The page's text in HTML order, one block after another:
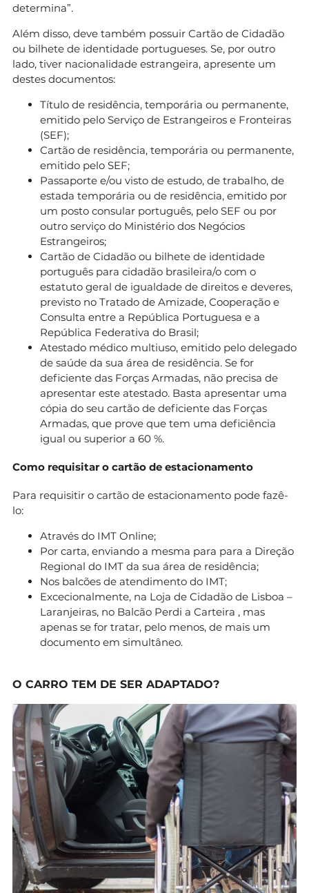
determina”.
Além disso, deve também possuir Cartão de Cidadão
ou bilhete de identidade portugueses. Se, por outro
lado, tiver nacionalidade estrangeira, apresente um
destes documentos:
Título de residência, temporária ou permanente,
emitido pelo Serviço de Estrangeiros e Fronteiras
(SEF);
Cartão de residência, temporária ou permanente,
emitido pelo SEF;
Passaporte e/ou visto de estudo, de trabalho, de
estada temporária ou de residência, emitido por
um posto consular português, pelo SEF ou por
outro serviço do Ministério dos Negócios
Estrangeiros;
Cartão de Cidadão ou bilhete de identidade
português para cidadão brasileira/o com o
estatuto geral de igualdade de direitos e deveres,
previsto no Tratado de Amizade, Cooperação e
Consulta entre a República Portuguesa e a
República Federativa do Brasil;
Atestado médico multiuso, emitido pelo delegado
de saúde da sua área de residência. Se for
deficiente das Forças Armadas, não precisa de
apresentar este atestado. Basta apresentar uma
cópia do seu cartão de deficiente das Forças
Armadas, que prove que tem uma deficiência
igual ou superior a 60 %.
Como requisitar o cartão de estacionamento
Para requisitir o cartão de estacionamento pode fazê-
lo:
Através do IMT Online;
Por carta, enviando a mesma para para a Direção
Regional do IMT da sua área de residência;
Nos balcões de atendimento do IMT;
Excecionalmente, na Loja de Cidadão de Lisboa –
Laranjeiras, no Balcão Perdi a Carteira , mas
apenas se for tratar, pelo menos, de mais um
documento em simultâneo.
O CARRO TEM DE SER ADAPTADO?